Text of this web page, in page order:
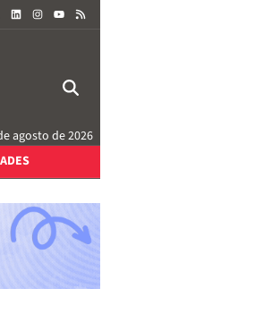
LINKEDININSTAGRAM
agosto de 2026